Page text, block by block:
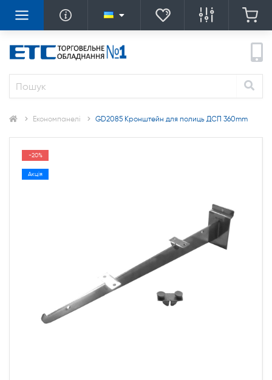
Економпанелі GD2085 Кронштейн для полиць ДСП 360mm
-20%
Акція